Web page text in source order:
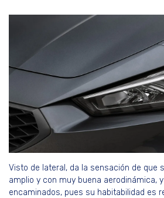
Visto de lateral, da la sensación de que
amplio y con muy buena aerodinámica,
encaminados, pues su habitabilidad es